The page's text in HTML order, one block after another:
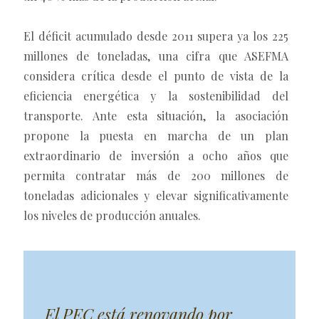
El déficit acumulado desde 2011 supera ya los 225
millones de toneladas, una cifra que ASEFMA
considera crítica desde el punto de vista de la
eficiencia energética y la sostenibilidad del
transporte. Ante esta situación, la asociación
propone la puesta en marcha de un plan
extraordinario de inversión a ocho años que
permita contratar más de 200 millones de
toneladas adicionales y elevar significativamente
los niveles de producción anuales.
El PEC está renovando por